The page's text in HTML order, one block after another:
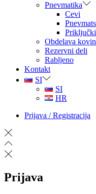
Pnevmatika
Cevi
Obdelava kovin
Rezervni deli
Rabljeno
Kontakt
SI
SI
HR
Prijava / Registracija
Prijava